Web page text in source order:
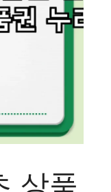
상품